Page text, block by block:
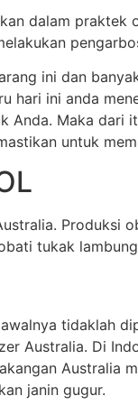
dalam praktek
ini dan
hari ini anda
Maka dari
untuk
Produksi
tukak
tidaklah
Australia. Di
Australia
janin gugur.